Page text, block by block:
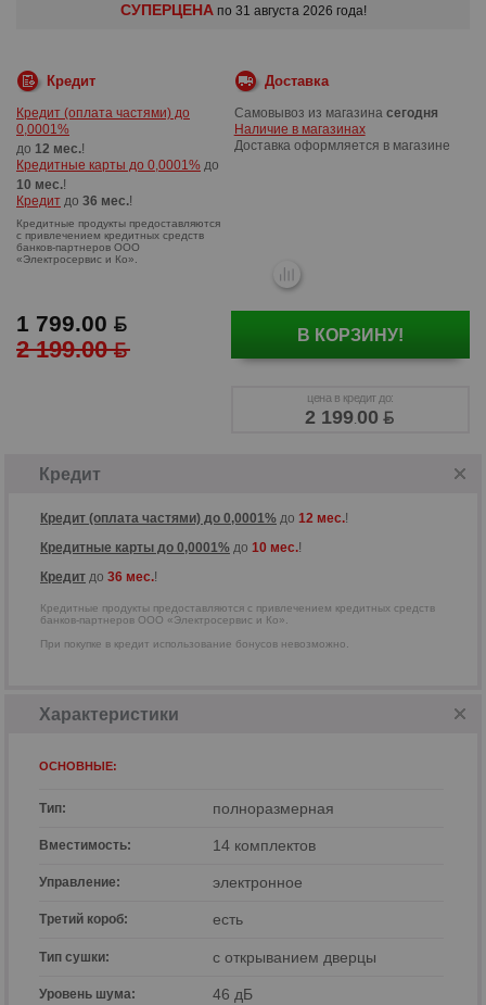
СУПЕРЦЕНАпо 31 августа 2026 года!
Кредит
Кредит (оплата частями) до
0,0001%
до 12 мес.!
Кредитные карты до 0,0001% до
10 мес.!
Кредит до 36 мес.!
Доставка
Самовывоз из магазина сегодня
Наличие в магазинах
Доставка оформляется в магазине
1 799.00
2 199.00
В КОРЗИНУ!
цена в кредит до:
2 199.00
Кредит
Кредит (оплата частями) до 0,0001% до 12 мес.!
Кредитные карты до 0,0001% до 10 мес.!
Кредит до 36 мес.!
Кредитные продукты предоставляются с привлечением кредитных средств
банков-партнеров ООО «Электросервис и Ко».
При покупке в кредит использование бонусов невозможно.
Характеристики
ОСНОВНЫЕ:
Тип: полноразмерная
Вместимость: 14 комплектов
Управление: электронное
Третий короб: есть
Тип сушки: с открыванием дверцы
Уровень шума: 46 дБ